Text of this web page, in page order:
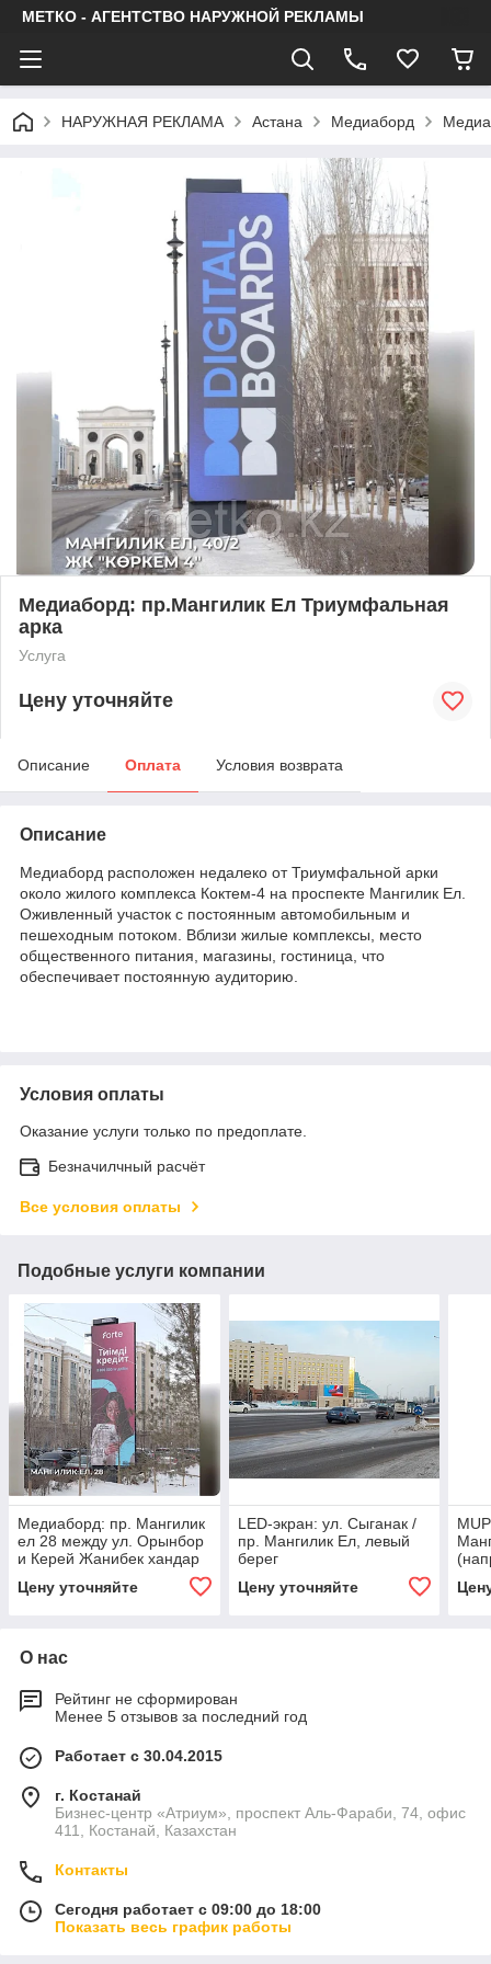
МЕТКО - АГЕНТСТВО НАРУЖНОЙ РЕКЛАМЫ
НАРУЖНАЯ РЕКЛАМА Астана Медиаборд
Медиаборд: пр.Мангилик Ел Триумфальная
арка
Услуга
Цену уточняйте
Описание Оплата Условия возврата
Описание
Медиаборд расположен недалеко от Триумфальной арки
около жилого комплекса Коктем-4 на проспекте Мангилик Ел.
Оживленный участок с постоянным автомобильным и
пешеходным потоком. Вблизи жилые комплексы, место
общественного питания, магазины, гостиница, что
обеспечивает постоянную аудиторию.
Условия оплаты
Оказание услуги только по предоплате.
Безначилчный расчёт
Все условия оплаты
Подобные услуги компании
Медиаборд: пр. Мангилик
ел 28 между ул. Орынбор
и Керей Жанибек хандар
Цену уточняйте
LED-экран: ул. Сыганак /
пр. Мангилик Ел, левый
берег
Цену уточняйте
О нас
Рейтинг не сформирован
Менее 5 отзывов за последний год
Работает с 30.04.2015
г. Костанай
Бизнес-центр «Атриум», проспект Аль-Фараби, 74, офис
411, Костанай, Казахстан
Контакты
Сегодня работает с 09:00 до 18:00
Показать весь график работы